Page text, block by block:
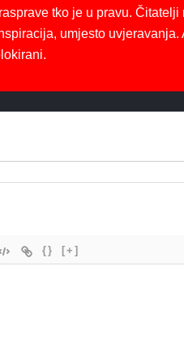
tko je u pravu.
umjesto
{} [+]